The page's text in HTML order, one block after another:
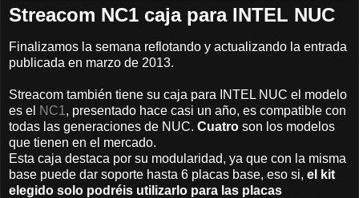
Streacom NC1 caja para INTEL NUC
Finalizamos la semana reflotando y actualizando la entrada
publicada en marzo de 2013.
Streacom también tiene su caja para INTEL NUC el modelo
es el NC1 , presentado hace casi un año, es compatible con
todas las generaciones de NUC. Cuatro son los modelos
que tienen en el mercado.
Esta caja destaca por su modularidad, ya que con la misma
base puede dar soporte hasta 6 placas base, eso si, el kit
elegido solo podréis utilizarlo para las placas